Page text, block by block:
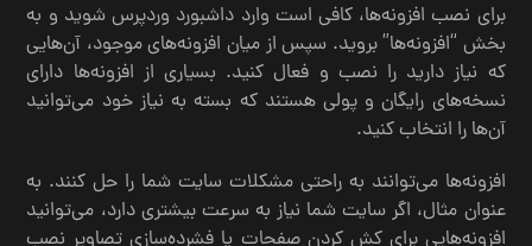
برای نصب افزونه‌ها، کافی است وارد داشبورد وردپرس شوید و به
بخش “افزونه‌ها” بروید. سپس از میان افزونه‌های موجود، آن‌هایی
که نیاز دارید را نصب و فعال کنید. بسیاری از افزونه‌ها دارای
نسخه‌های رایگان و پولی هستند که بسته به نیاز خود می‌توانید
آن‌ها را انتخاب کنید.
افزونه‌ها می‌توانند به راحتی مشکلات سایت شما را حل کنند. به
عنوان مثال، اگر سایت شما نیاز به سرعت بیشتری دارد، می‌توانید
افزونه‌هایی برای کش کردن صفحات یا فشرده‌سازی تصاویر نصب